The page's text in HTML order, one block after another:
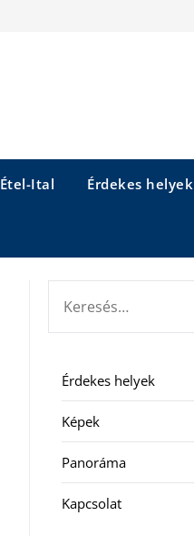
Étel-Ital Érdekes helyek
Érdekes helyek
Képek
Panoráma
Kapcsolat